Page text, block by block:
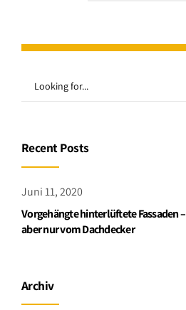
Recent Posts
Juni 11, 2020
Vorgehängte hinterlüftete Fassaden –
aber nur vom Dachdecker
Archiv